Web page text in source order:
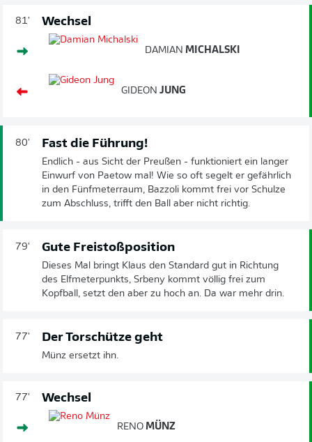
81' Wechsel
DAMIAN MICHALSKI
GIDEON JUNG
80' Fast die Führung!
Endlich - aus Sicht der Preußen - funktioniert ein langer
Einwurf von Paetow mal! Wie so oft segelt er gefährlich
in den Fünfmeterraum, Bazzoli kommt frei vor Schulze
zum Abschluss, trifft den Ball aber nicht richtig.
79' Gute Freistoßposition
Dieses Mal bringt Klaus den Standard gut in Richtung
des Elfmeterpunkts, Srbeny kommt völlig frei zum
Kopfball, setzt den aber zu hoch an. Da war mehr drin.
77' Der Torschütze geht
Münz ersetzt ihn.
77' Wechsel
RENO MÜNZ